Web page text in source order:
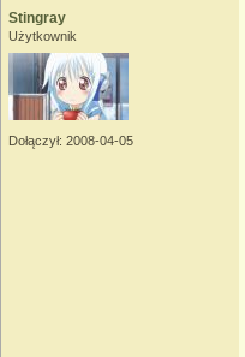
Stingray
Użytkownik
Dołączył: 2008-04-05